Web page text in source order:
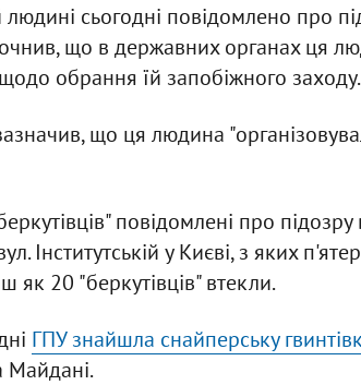
сьогодні повідомлено про
що в державних органах ця
обрання їй запобіжного заходу.
що ця людина
повідомлені про підозру
Інститутській у Києві, з яких
як 20 "беркутівців" втекли.
ГПУ знайшла снайперську
Майдані.